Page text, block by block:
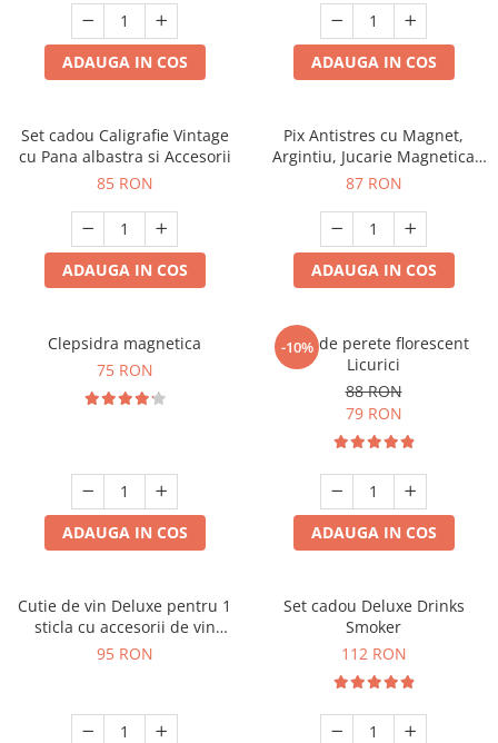
ADAUGA IN COS ADAUGA IN COS
Set cadou Caligrafie Vintage
cu Pana albastra si Accesorii
85 RON
ADAUGA IN COS
Pix Antistres cu Magnet,
Argintiu, Jucarie Magnetica
pentru Birou
87 RON
ADAUGA IN COS
Clepsidra magnetica
75 RON
ADAUGA IN COS
-10%
Ceas de perete florescent
Licurici
88 RON
79 RON
ADAUGA IN COS
Cutie de vin Deluxe pentru 1
sticla cu accesorii de vin
incluse interior oranj
95 RON
Set cadou Deluxe Drinks
Smoker
112 RON